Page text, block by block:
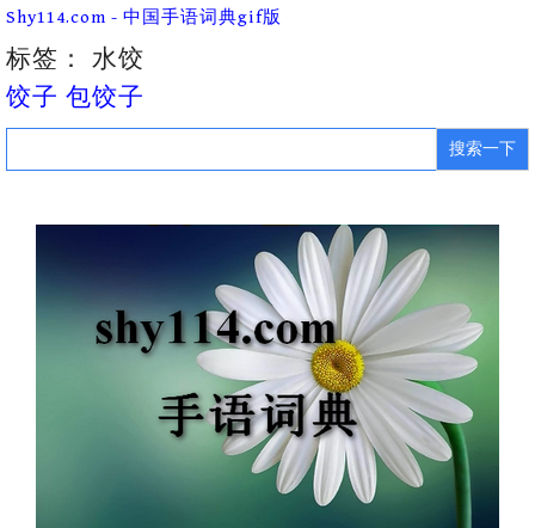
Skip
content
Shy114.com - 中国手语词典gif版
标签： 水饺
饺子 包饺子
Search